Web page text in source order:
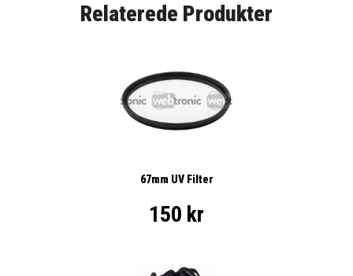
Relaterede Produkter
67mm UV Filter
150 kr